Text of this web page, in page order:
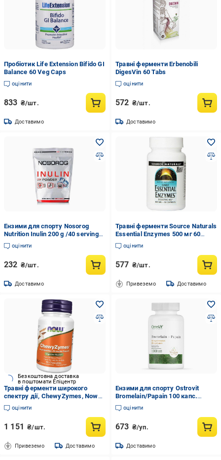
Пробіотик Life Extension Bifido GI
Balance 60 Veg Caps
оцінити
833 ₴/шт.
Доставимо
Травні ферменти Erbenobili
DigesVin 60 Tabs
оцінити
572 ₴/шт.
Доставимо
Ензими для спорту Nosorog
Nutrition Inulin 200 g /40 servings/
Pure
оцінити
232 ₴/шт.
Доставимо
Травні ферменти Source Naturals
Essential Enzymes 500 мг 60
Caps
оцінити
577 ₴/шт.
Привеземо Доставимо
Безкоштовна доставка
в поштомати Епіцентр
Травні ферменти широкого
спектру дії, ChewyZymes, Now
Foods 90таб Натуральна ягода
(69128035)
оцінити
1 151 ₴/шт.
Привеземо Доставимо
Ензими для спорту Ostrovit
Bromelain/Papain 100 капс.
(000020998)
оцінити
673 ₴/уп.
Доставимо